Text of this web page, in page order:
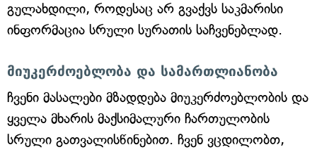
გულახდილი, როდესაც არ გვაქვს საკმარისი
ინფორმაცია სრული სურათის საჩვენებლად.
მიუკერძოებლობა და სამართლიანობა
ჩვენი მასალები მზადდება მიუკერძოებლობის და
ყველა მხარის მაქსიმალური ჩართულობის
სრული გათვალისწინებით. ჩვენ ვცდილობთ,